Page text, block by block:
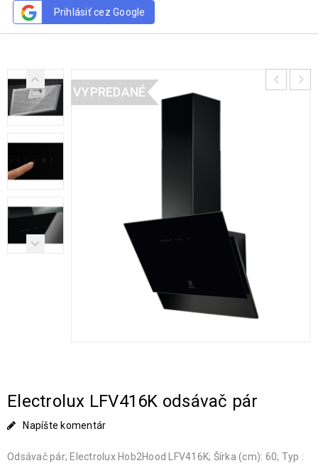
Prihlásiť cez Google
VYPREDANÉ
Electrolux LFV416K odsávač pár
Napíšte komentár
Odsávač pár; Electrolux Hob2Hood LFV416K; Šírka (cm): 60; Typ :